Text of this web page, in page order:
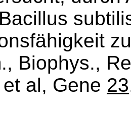
Biophys.,
al, Gene 23